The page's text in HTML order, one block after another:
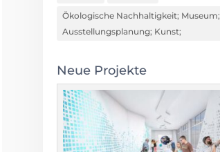
Ökologische Nachhaltigkeit; Museum;
Ausstellungsplanung; Kunst;
Neue Projekte